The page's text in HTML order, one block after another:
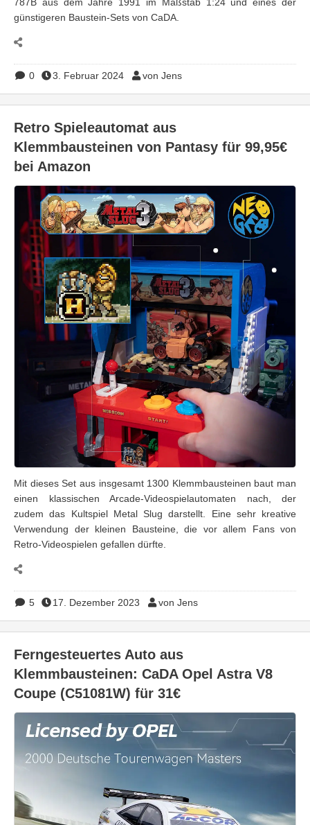
günstigeren Baustein-Sets von CaDA.
0 3. Februar 2024 von Jens
Retro Spieleautomat aus
Klemmbausteinen von Pantasy für 99,95€
bei Amazon
Mit dieses Set aus insgesamt 1300 Klemmbausteinen baut man
einen klassischen Arcade-Videospielautomaten nach, der
zudem das Kultspiel Metal Slug darstellt. Eine sehr kreative
Verwendung der kleinen Bausteine, die vor allem Fans von
Retro-Videospielen gefallen dürfte.
5 17. Dezember 2023 von Jens
Ferngesteuertes Auto aus
Klemmbausteinen: CaDA Opel Astra V8
Coupe (C51081W) für 31€